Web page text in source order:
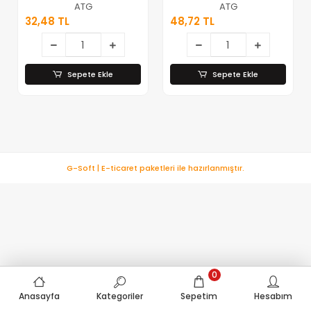
ATG
32,48 TL
Sepete Ekle
ATG
48,72 TL
Sepete Ekle
Anasayfa Kategoriler Sepetim
0
Hesabım
G-Soft | E-ticaret paketleri ile hazırlanmıştır.